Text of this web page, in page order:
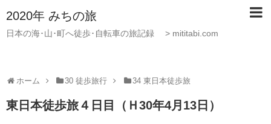
2020年 みちの旅
日本の海･山･町へ徒歩･自転車の旅記録 > mititabi.com
ホーム 30 徒歩旅行 34 東日本徒歩旅
東日本徒歩旅４日目（Ｈ30年4月13日）